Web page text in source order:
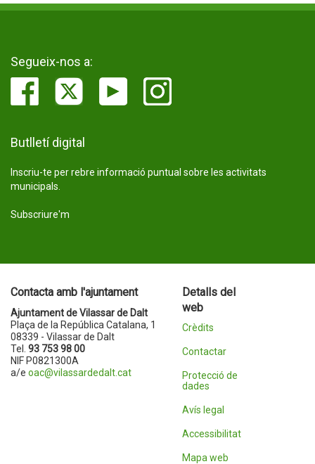
Segueix-nos a:
Butlletí digital
Inscriu-te per rebre informació puntual sobre les activitats
municipals.
Subscriure'm
Contacta amb l'ajuntament
Ajuntament de Vilassar de Dalt
Plaça de la República Catalana, 1
08339 - Vilassar de Dalt
Tel. 93 753 98 00
NIF P0821300A
a/e oac@vilassardedalt.cat
Detalls del
web
Crèdits
Contactar
Protecció de
dades
Avís legal
Accessibilitat
Mapa web